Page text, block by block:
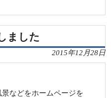
ました
2015年12月28日
などをホームページを